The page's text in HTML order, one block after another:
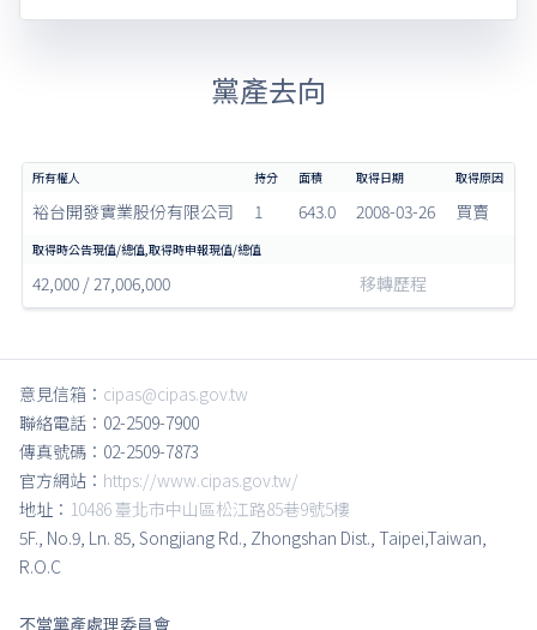
黨產去向
裕台開發實業股份有限公司 1 643.0 2008-03-26 買賣
42,000 / 27,006,000 移轉歷程
意見信箱： cipas@cipas.gov.tw
聯絡電話：02-2509-7900
傳真號碼：02-2509-7873
官方網站： https://www.cipas.gov.tw/
地址： 10486 臺北市中山區松江路85巷9號5樓
5F., No.9, Ln. 85, Songjiang Rd., Zhongshan Dist., Taipei,Taiwan,
R.O.C
不當黨產處理委員會